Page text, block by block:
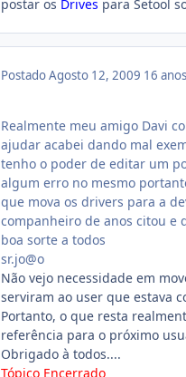
postar os Drives para Setool
PostadoAgosto 12, 2009 16 anos
Realmente meu amigo Davi
ajudar acabei dando mal
tenho o poder de editar um
algum erro no mesmo
que mova os drivers para a
companheiro de anos citou e
boa sorte a todos
sr.jo@o
Não vejo necessidade em
serviram ao user que estava
Portanto, o que resta
referência para o próximo
Obrigado à todos....
Tópico Encerrado